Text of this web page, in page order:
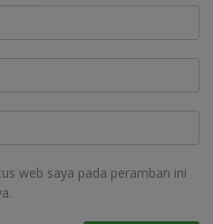
web saya pada peramban ini